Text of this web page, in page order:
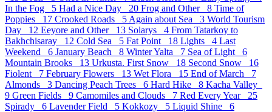
In the Fog 5 Had a Nice Day 20 Frog and Other 8 Time of
Poppies 17 Crooked Roads 5 Again about Sea 3 World Tourism
Day 12 Eeyore and Other 13 Solarys 4 From Tatarkoy to
Bakhchisaray 12 Cold Sea 5 Fat Point 18 Lights 4 Last
Weekend 6 January Beach 8 Winter Yalta 7 Sea of Light 6
Mountain Brooks 13 Urkusta. First Snow 18 Second Snow 16
Fiolent 7 February Flowers 13 Wet Flora 15 End of March 7
Almonds 3 Dancing Peach Trees 6 Hard Hike 8 Kacha Valley
9 Green Fields 9 Camomiles and Clouds 7 Red Every Year 25
Spirady 6 Lavender Field 5 Kokkozy 5 Liquid Shine 6